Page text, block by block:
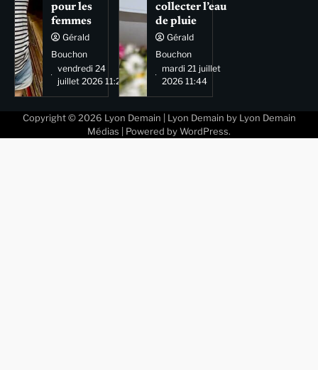
pour les
femmes
Gérald
Bouchon
vendredi 24
juillet 2026 11:29
collecter l’eau
de pluie
Gérald
Bouchon
mardi 21 juillet
2026 11:44
Copyright © 2026 Lyon Demain | Lyon Demain by Lyon Demain
Médias | Powered by WordPress.